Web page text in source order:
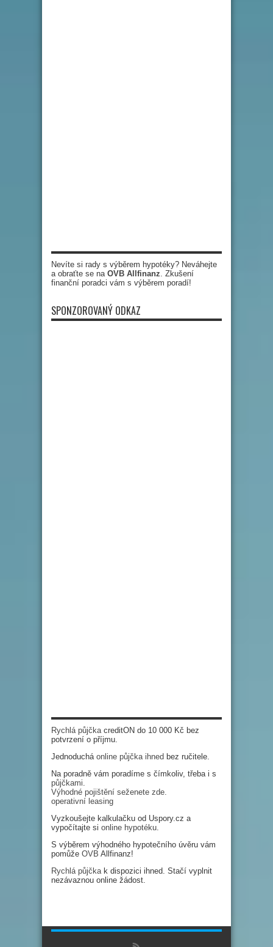
Nevíte si rady s výběrem hypotéky? Neváhejte
a obraťte se na OVB Allfinanz. Zkušení
finanční poradci vám s výběrem poradí!
SPONZOROVANÝ ODKAZ
Rychlá půjčkacreditON do 10 000 Kč bez
potvrzení o příjmu.
Jednoduchá online půjčka ihned bez ručitele.
Na poradně vám poradíme s čímkoliv, třeba i s
půjčkami.
Výhodné pojištění seženete zde.
operativní leasing
Vyzkoušejte kalkulačku od Uspory.cz a
vypočítajte si online hypotéku.
S výběrem výhodného hypotečního úvěru vám
pomůže OVB Allfinanz!
Rychlá půjčkak dispozici ihned. Stačí vyplnit
nezávaznou online žádost.